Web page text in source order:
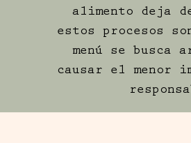
alimento deja
estos procesos
menú se busca
causar el menor